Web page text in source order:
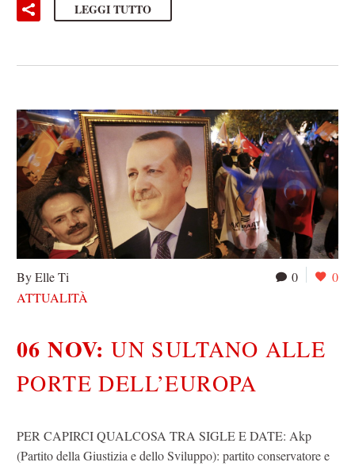
LEGGI TUTTO
0 0
By Elle Ti
ATTUALITÀ
06 NOV:UN SULTANO ALLE
PORTE DELL’EUROPA
PER CAPIRCI QUALCOSA TRA SIGLE E DATE: Akp
(Partito della Giustizia e dello Sviluppo): partito conservatore e